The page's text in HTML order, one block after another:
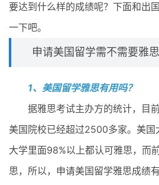
要达到什么样的成绩呢？下面和出
一下吧。
申请美国留学需不需要雅
1、美国留学雅思有用吗？
据雅思考试主办方的统计，目前
美国院校已经超过2500多家。美国
大学里面98%以上都认可雅思，而
思，所以，申请美国留学雅思成绩有